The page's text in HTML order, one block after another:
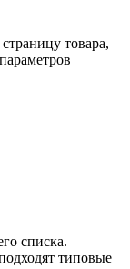
товара,
списка.
типовые